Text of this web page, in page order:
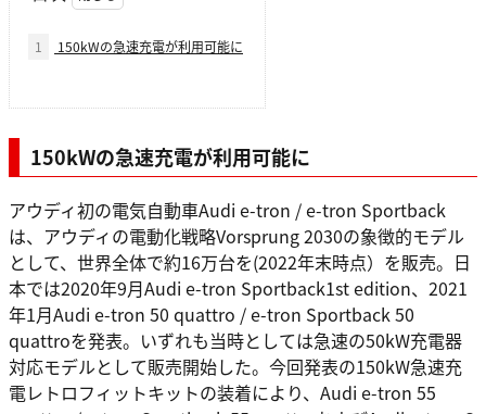
1 150kWの急速充電が利用可能に
150kWの急速充電が利用可能に
アウディ初の電気自動車Audi e-tron / e-tron Sportback
は、アウディの電動化戦略Vorsprung 2030の象徴的モデル
として、世界全体で約16万台を(2022年末時点）を販売。日
本では2020年9月Audi e-tron Sportback1st edition、2021
年1月Audi e-tron 50 quattro / e-tron Sportback 50
quattroを発表。いずれも当時としては急速の50kW充電器
対応モデルとして販売開始した。今回発表の150kW急速充
電レトロフィットキットの装着により、Audi e-tron 55